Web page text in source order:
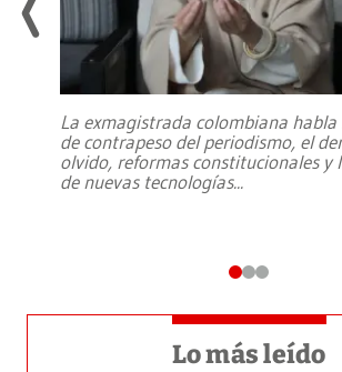
La exmagistrada colombiana habla
de contrapeso del periodismo, el
olvido, reformas constitucionales y
de nuevas tecnologías...
Lo más leído